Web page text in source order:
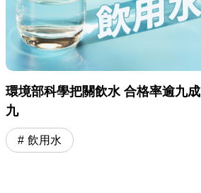
環境部科學把關飲水 合格率逾九成
九
飲用水